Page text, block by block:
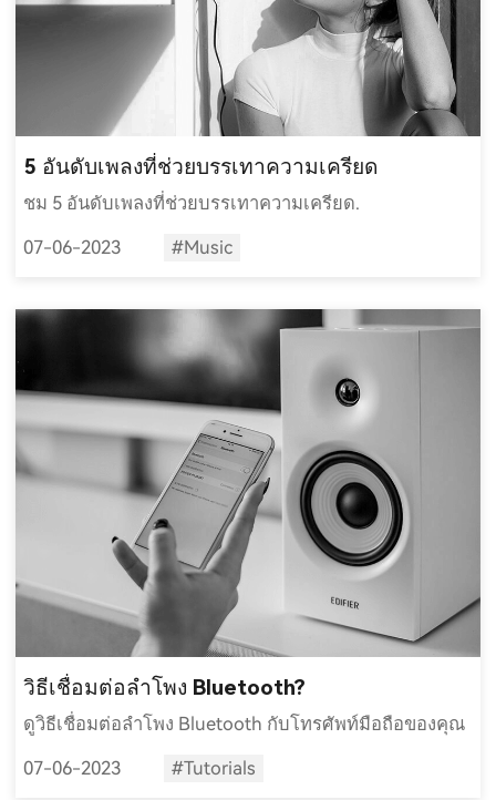
5 อันดับเพลงที่ช่วยบรรเทาความเครียด
ชม 5 อันดับเพลงที่ช่วยบรรเทาความเครียด.
07-06-2023 #Music
วิธีเชื่อมต่อลำโพง Bluetooth?
ดูวิธีเชื่อมต่อลำโพง Bluetooth กับโทรศัพท์มือถือของคุณ
07-06-2023 #Tutorials